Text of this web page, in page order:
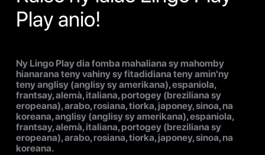
Play anio!
Ny Lingo Play dia fomba mahaliana sy mahomby
hianarana teny vahiny sy fitadidiana teny amin'ny
teny anglisy (anglisy sy amerikana), espaniola,
frantsay, alemà, italiana, portogey (breziliana sy
eropeana), arabo, rosiana, tiorka, japoney, sinoa, na
koreana, anglisy (anglisy sy amerikana), espaniola,
frantsay, alemà, italiana, portogey (breziliana sy
eropeana), arabo, rosiana, tiorka, japoney, sinoa, na
koreana.